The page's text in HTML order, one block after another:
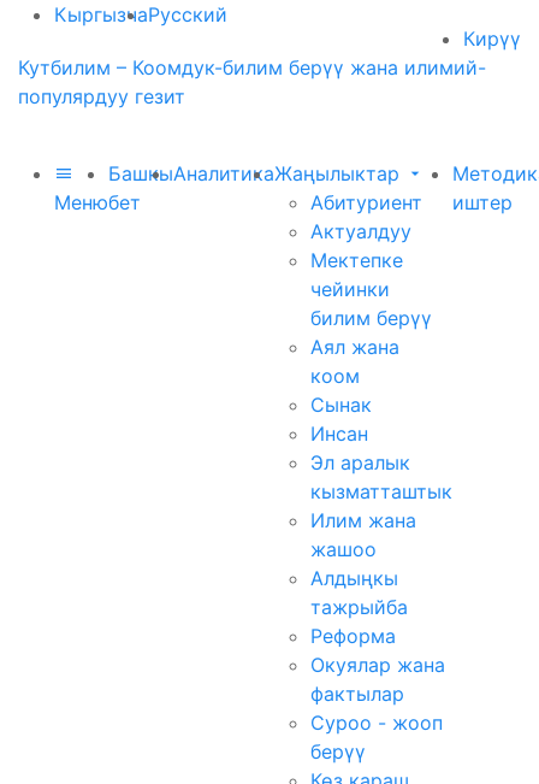
КыргызчаРусский
Кирүү
Кутбилим – Коомдук-билим берүү жана илимий-
популярдуу гезит
Меню
Башкы
бет
АналитикаЖаңылыктар
Абитуриент
Актуалдуу
Мектепке
чейинки
билим берүү
Аял жана
коом
Сынак
Инсан
Эл аралык
кызматташтык
Илим жана
жашоо
Алдыңкы
тажрыйба
Реформа
Окуялар жана
фактылар
Суроо - жооп
берүү
иштер